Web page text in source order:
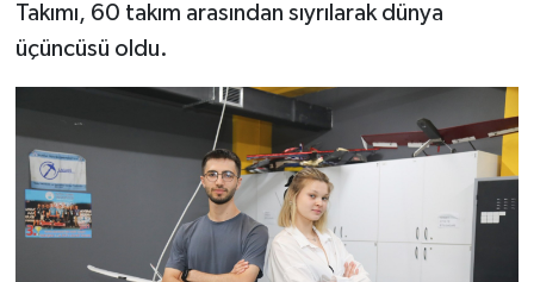
Takımı, 60 takım arasından sıyrılarak dünya
üçüncüsü oldu.